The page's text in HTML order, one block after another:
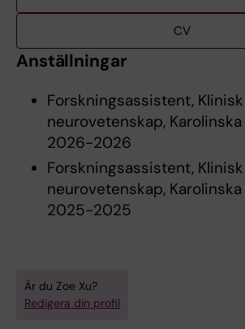
CV
Anställningar
Forskningsassistent, Klinisk
neurovetenskap,
2026-2026
Forskningsassistent, Klinisk
neurovetenskap,
2025-2025
Är du Zoe Xu?
Redigera din profil